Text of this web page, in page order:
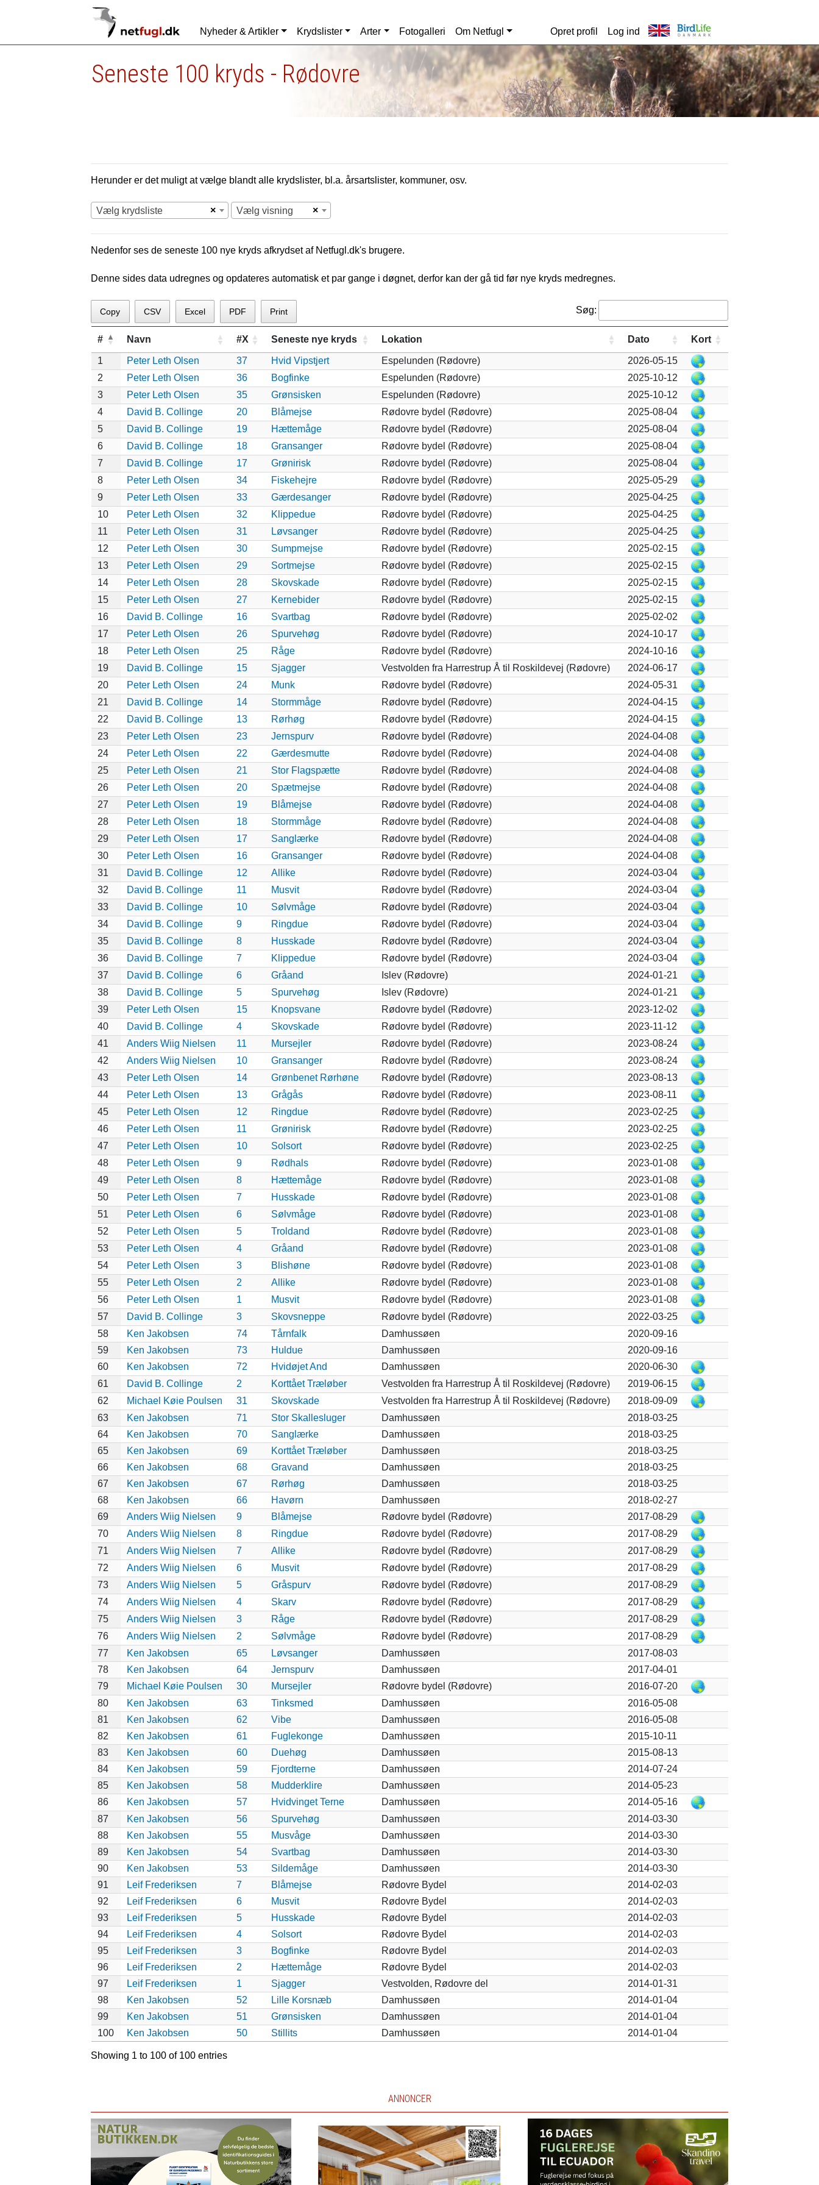
Nyheder & Artikler Krydslister Arter Fotogalleri Om Netfugl Opret profil Log ind
Seneste 100 kryds - Rødovre
Herunder er det muligt at vælge blandt alle krydslister, bl.a. årsartslister, kommuner, osv.
×
Vælg krydsliste ×
Vælg visning
Nedenfor ses de seneste 100 nye kryds afkrydset af Netfugl.dk's brugere.
Denne sides data udregnes og opdateres automatisk et par gange i døgnet, derfor kan der gå tid før nye kryds medregnes.
Copy CSV Excel PDF Print Søg:
# Navn #X Seneste nye kryds Lokation Dato Kort
1 Peter Leth Olsen 37 Hvid Vipstjert Espelunden (Rødovre)
2026-05-15
2
Peter Leth Olsen 36 Bogfinke Espelunden (Rødovre)
2025-10-12
3
Peter Leth Olsen 35 Grønsisken Espelunden (Rødovre)
2025-10-12
4
David B. Collinge 20 Blåmejse Rødovre bydel (Rødovre)
2025-08-04
5
David B. Collinge 19 Hættemåge Rødovre bydel (Rødovre)
2025-08-04
6
David B. Collinge 18 Gransanger Rødovre bydel (Rødovre)
2025-08-04
7
David B. Collinge 17 Grønirisk Rødovre bydel (Rødovre)
2025-08-04
8
Peter Leth Olsen 34 Fiskehejre Rødovre bydel (Rødovre)
2025-05-29
9
Peter Leth Olsen 33 Gærdesanger Rødovre bydel (Rødovre)
2025-04-25
10
Peter Leth Olsen 32 Klippedue Rødovre bydel (Rødovre)
2025-04-25
11
Peter Leth Olsen 31 Løvsanger Rødovre bydel (Rødovre)
2025-04-25
12
Peter Leth Olsen 30 Sumpmejse Rødovre bydel (Rødovre)
2025-02-15
13
Peter Leth Olsen 29 Sortmejse Rødovre bydel (Rødovre)
2025-02-15
14
Peter Leth Olsen 28 Skovskade Rødovre bydel (Rødovre)
2025-02-15
15
Peter Leth Olsen 27 Kernebider Rødovre bydel (Rødovre)
2025-02-15
16
David B. Collinge 16 Svartbag Rødovre bydel (Rødovre)
2025-02-02
17
Peter Leth Olsen 26 Spurvehøg Rødovre bydel (Rødovre)
2024-10-17
18
Peter Leth Olsen 25 Råge Rødovre bydel (Rødovre)
2024-10-16
19
David B. Collinge 15 Sjagger Vestvolden fra Harrestrup Å til Roskildevej (Rødovre)
2024-06-17
20
Peter Leth Olsen 24 Munk Rødovre bydel (Rødovre)
2024-05-31
21
David B. Collinge 14 Stormmåge Rødovre bydel (Rødovre)
2024-04-15
22
David B. Collinge 13 Rørhøg Rødovre bydel (Rødovre)
2024-04-15
23
Peter Leth Olsen 23 Jernspurv Rødovre bydel (Rødovre)
2024-04-08
24
Peter Leth Olsen 22 Gærdesmutte Rødovre bydel (Rødovre)
2024-04-08
25
Peter Leth Olsen 21 Stor Flagspætte Rødovre bydel (Rødovre)
2024-04-08
26
Peter Leth Olsen 20 Spætmejse Rødovre bydel (Rødovre)
2024-04-08
27
Peter Leth Olsen 19 Blåmejse Rødovre bydel (Rødovre)
2024-04-08
28
Peter Leth Olsen 18 Stormmåge Rødovre bydel (Rødovre)
2024-04-08
29
Peter Leth Olsen 17 Sanglærke Rødovre bydel (Rødovre)
2024-04-08
30
Peter Leth Olsen 16 Gransanger Rødovre bydel (Rødovre)
2024-04-08
31
David B. Collinge 12 Allike Rødovre bydel (Rødovre)
2024-03-04
32
David B. Collinge 11 Musvit Rødovre bydel (Rødovre)
2024-03-04
33
David B. Collinge 10 Sølvmåge Rødovre bydel (Rødovre)
2024-03-04
34
David B. Collinge 9 Ringdue Rødovre bydel (Rødovre)
2024-03-04
35
David B. Collinge 8 Husskade Rødovre bydel (Rødovre)
2024-03-04
36
David B. Collinge 7 Klippedue Rødovre bydel (Rødovre)
2024-03-04
37
David B. Collinge 6 Gråand Islev (Rødovre)
2024-01-21
38
David B. Collinge 5 Spurvehøg Islev (Rødovre)
2024-01-21
39
Peter Leth Olsen 15 Knopsvane Rødovre bydel (Rødovre)
2023-12-02
40
David B. Collinge 4 Skovskade Rødovre bydel (Rødovre)
2023-11-12
41
Anders Wiig Nielsen 11 Mursejler Rødovre bydel (Rødovre)
2023-08-24
42
Anders Wiig Nielsen 10 Gransanger Rødovre bydel (Rødovre)
2023-08-24
43
Peter Leth Olsen 14 Grønbenet Rørhøne Rødovre bydel (Rødovre)
2023-08-13
44
Peter Leth Olsen 13 Grågås Rødovre bydel (Rødovre)
2023-08-11
45
Peter Leth Olsen 12 Ringdue Rødovre bydel (Rødovre)
2023-02-25
46
Peter Leth Olsen 11 Grønirisk Rødovre bydel (Rødovre)
2023-02-25
47
Peter Leth Olsen 10 Solsort Rødovre bydel (Rødovre)
2023-02-25
48
Peter Leth Olsen 9 Rødhals Rødovre bydel (Rødovre)
2023-01-08
49
Peter Leth Olsen 8 Hættemåge Rødovre bydel (Rødovre)
2023-01-08
50
Peter Leth Olsen 7 Husskade Rødovre bydel (Rødovre)
2023-01-08
51
Peter Leth Olsen 6 Sølvmåge Rødovre bydel (Rødovre)
2023-01-08
52
Peter Leth Olsen 5 Troldand Rødovre bydel (Rødovre)
2023-01-08
53
Peter Leth Olsen 4 Gråand Rødovre bydel (Rødovre)
2023-01-08
54
Peter Leth Olsen 3 Blishøne Rødovre bydel (Rødovre)
2023-01-08
55
Peter Leth Olsen 2 Allike Rødovre bydel (Rødovre)
2023-01-08
56
Peter Leth Olsen 1 Musvit Rødovre bydel (Rødovre)
2023-01-08
57
David B. Collinge 3 Skovsneppe Rødovre bydel (Rødovre)
2022-03-25
58
Ken Jakobsen 74 Tårnfalk Damhussøen
2020-09-16
59
Ken Jakobsen 73 Huldue Damhussøen
2020-09-16
60
Ken Jakobsen 72 Hvidøjet And Damhussøen
2020-06-30
61
David B. Collinge 2 Korttået Træløber Vestvolden fra Harrestrup Å til Roskildevej (Rødovre)
2019-06-15
62
Michael Køie Poulsen 31 Skovskade Vestvolden fra Harrestrup Å til Roskildevej (Rødovre)
2018-09-09
63
Ken Jakobsen 71 Stor Skallesluger Damhussøen
2018-03-25
64
Ken Jakobsen 70 Sanglærke Damhussøen
2018-03-25
65
Ken Jakobsen 69 Korttået Træløber Damhussøen
2018-03-25
66
Ken Jakobsen 68 Gravand Damhussøen
2018-03-25
67
Ken Jakobsen 67 Rørhøg Damhussøen
2018-03-25
68
Ken Jakobsen 66 Havørn Damhussøen
2018-02-27
69
Anders Wiig Nielsen 9 Blåmejse Rødovre bydel (Rødovre)
2017-08-29
70
Anders Wiig Nielsen 8 Ringdue Rødovre bydel (Rødovre)
2017-08-29
71
Anders Wiig Nielsen 7 Allike Rødovre bydel (Rødovre)
2017-08-29
72
Anders Wiig Nielsen 6 Musvit Rødovre bydel (Rødovre)
2017-08-29
73
Anders Wiig Nielsen 5 Gråspurv Rødovre bydel (Rødovre)
2017-08-29
74
Anders Wiig Nielsen 4 Skarv Rødovre bydel (Rødovre)
2017-08-29
75
Anders Wiig Nielsen 3 Råge Rødovre bydel (Rødovre)
2017-08-29
76
Anders Wiig Nielsen 2 Sølvmåge Rødovre bydel (Rødovre)
2017-08-29
77
Ken Jakobsen 65 Løvsanger Damhussøen
2017-08-03
78
Ken Jakobsen 64 Jernspurv Damhussøen
2017-04-01
79
Michael Køie Poulsen 30 Mursejler Rødovre bydel (Rødovre)
2016-07-20
80
Ken Jakobsen 63 Tinksmed Damhussøen
2016-05-08
81
Ken Jakobsen 62 Vibe Damhussøen
2016-05-08
82
Ken Jakobsen 61 Fuglekonge Damhussøen
2015-10-11
83
Ken Jakobsen 60 Duehøg Damhussøen
2015-08-13
84
Ken Jakobsen 59 Fjordterne Damhussøen
2014-07-24
85
Ken Jakobsen 58 Mudderklire Damhussøen
2014-05-23
86
Ken Jakobsen 57 Hvidvinget Terne Damhussøen
2014-05-16
87
Ken Jakobsen 56 Spurvehøg Damhussøen
2014-03-30
88
Ken Jakobsen 55 Musvåge Damhussøen
2014-03-30
89
Ken Jakobsen 54 Svartbag Damhussøen
2014-03-30
90
Ken Jakobsen 53 Sildemåge Damhussøen
2014-03-30
91
Leif Frederiksen 7 Blåmejse Rødovre Bydel
2014-02-03
92
Leif Frederiksen 6 Musvit Rødovre Bydel
2014-02-03
93
Leif Frederiksen 5 Husskade Rødovre Bydel
2014-02-03
94
Leif Frederiksen 4 Solsort Rødovre Bydel
2014-02-03
95
Leif Frederiksen 3 Bogfinke Rødovre Bydel
2014-02-03
96
Leif Frederiksen 2 Hættemåge Rødovre Bydel
2014-02-03
97
Leif Frederiksen 1 Sjagger Vestvolden, Rødovre del
2014-01-31
98
Ken Jakobsen 52 Lille Korsnæb Damhussøen
2014-01-04
99
Ken Jakobsen 51 Grønsisken Damhussøen
2014-01-04
100
Ken Jakobsen 50 Stillits Damhussøen 2014-01-04
Showing 1 to 100 of 100 entries
ANNONCER